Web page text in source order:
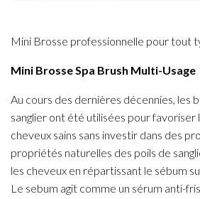
Mini Brosse professionnelle pour tout
Mini Brosse Spa Brush Multi-Usage
Au cours des dernières décennies, les
sanglier ont été utilisées pour favoriser
cheveux sains sans investir dans des
propriétés naturelles des poils de
les cheveux en répartissant le sébum
Le sebum agit comme un sérum anti-